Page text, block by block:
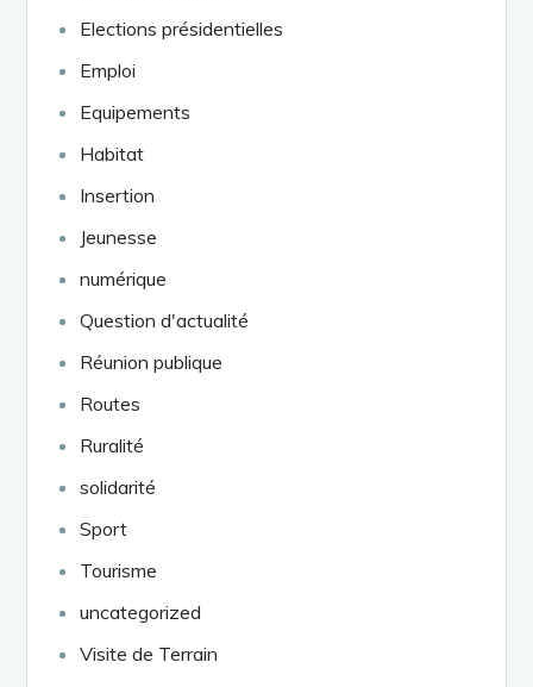
Elections présidentielles
Emploi
Equipements
Habitat
Insertion
Jeunesse
numérique
Question d'actualité
Réunion publique
Routes
Ruralité
solidarité
Sport
Tourisme
uncategorized
Visite de Terrain